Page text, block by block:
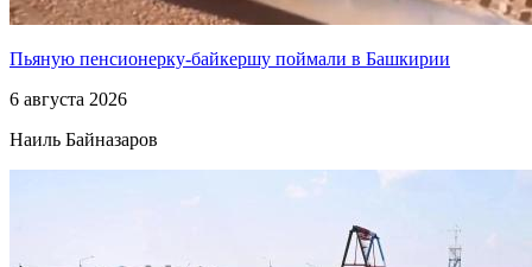
Пьяную пенсионерку-байкершу поймали в Башкирии
6 августа 2026
Наиль Байназаров